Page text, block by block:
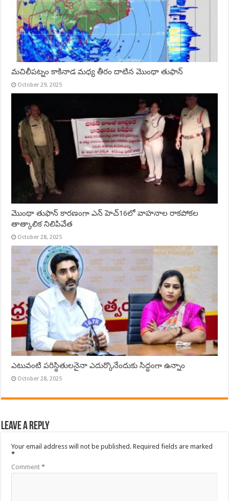
మచిలీపట్నం కాకినాడ మధ్య తీరం దాటిన మొంథా తుఫాన్
October 29, 2025
మొంథా తుఫాన్ కారణంగా ఎన్ హెచ్16లో వాహనాల రాకపోకల
తాత్కాలిక నిలిపివేత
October 28, 2025
ఎటువంటి పరిస్థితులనైనా ఎదుర్కొనేందుకు సిద్ధంగా ఉన్నాం
October 28, 2025
Leave a Reply
Your email address will not be published. Required fields are marked
*
Comment*